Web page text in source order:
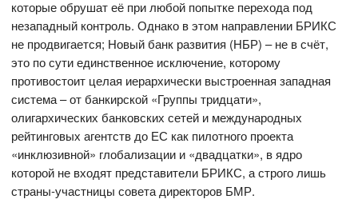
которые обрушат её при любой попытке перехода под
незападный контроль. Однако в этом направлении БРИКС
не продвигается; Новый банк развития (НБР) – не в счёт,
это по сути единственное исключение, которому
противостоит целая иерархически выстроенная западная
система – от банкирской «Группы тридцати»,
олигархических банковских сетей и международных
рейтинговых агентств до ЕС как пилотного проекта
«инклюзивной» глобализации и «двадцатки», в ядро
которой не входят представители БРИКС, а строго лишь
страны-участницы совета директоров БМР.